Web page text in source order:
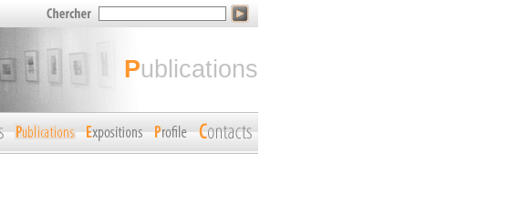
publications